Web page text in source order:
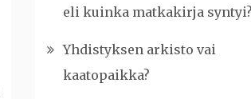
eli kuinka matkakirja syntyi?
Yhdistyksen arkisto vai
kaatopaikka?